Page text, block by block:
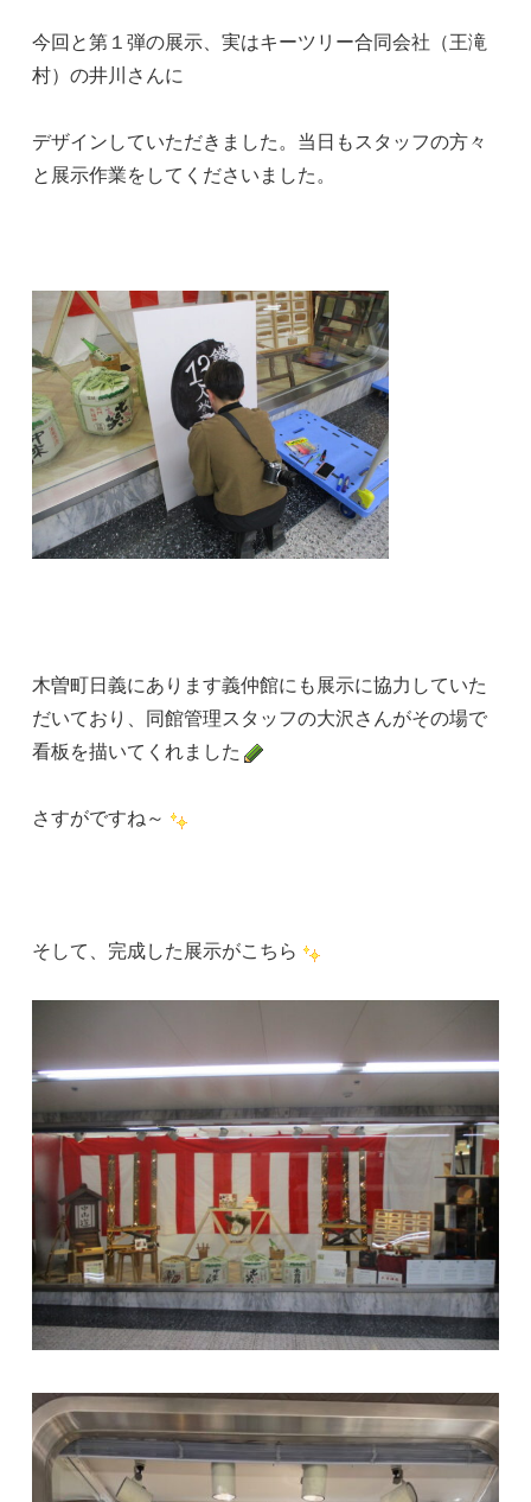
今回と第１弾の展示、実はキーツリー合同会社（王滝
村）の井川さんに
デザインしていただきました。当日もスタッフの方々
と展示作業をしてくださいました。
木曽町日義にあります義仲館にも展示に協力していた
だいており、同館管理スタッフの大沢さんがその場で
看板を描いてくれました
さすがですね～
そして、完成した展示がこちら